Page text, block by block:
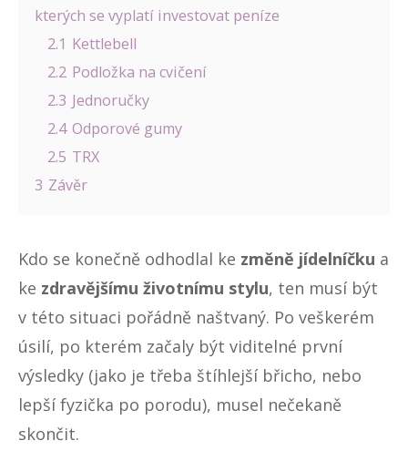
kterých se vyplatí investovat peníze
2.1 Kettlebell
2.2 Podložka na cvičení
2.3 Jednoručky
2.4 Odporové gumy
2.5 TRX
3 Závěr
Kdo se konečně odhodlal ke změně jídelníčku a
ke zdravějšímu životnímu stylu, ten musí být
v této situaci pořádně naštvaný. Po veškerém
úsilí, po kterém začaly být viditelné první
výsledky (jako je třeba štíhlejší břicho, nebo
lepší fyzička po porodu), musel nečekaně
skončit.